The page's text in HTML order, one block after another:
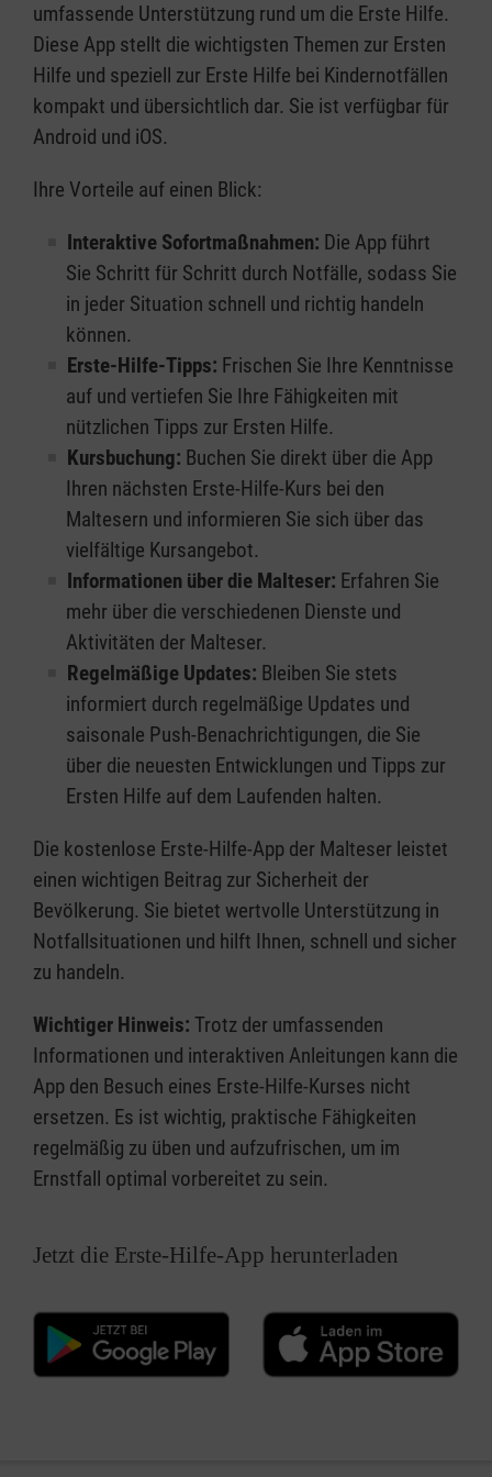
umfassende Unterstützung rund um die Erste Hilfe.
Diese App stellt die wichtigsten Themen zur Ersten
Hilfe und speziell zur Erste Hilfe bei Kindernotfällen
kompakt und übersichtlich dar. Sie ist verfügbar für
Android und iOS.
Ihre Vorteile auf einen Blick:
Interaktive Sofortmaßnahmen: Die App führt
Sie Schritt für Schritt durch Notfälle, sodass Sie
in jeder Situation schnell und richtig handeln
können.
Erste-Hilfe-Tipps: Frischen Sie Ihre Kenntnisse
auf und vertiefen Sie Ihre Fähigkeiten mit
nützlichen Tipps zur Ersten Hilfe.
Kursbuchung: Buchen Sie direkt über die App
Ihren nächsten Erste-Hilfe-Kurs bei den
Maltesern und informieren Sie sich über das
vielfältige Kursangebot.
Informationen über die Malteser: Erfahren Sie
mehr über die verschiedenen Dienste und
Aktivitäten der Malteser.
Regelmäßige Updates: Bleiben Sie stets
informiert durch regelmäßige Updates und
saisonale Push-Benachrichtigungen, die Sie
über die neuesten Entwicklungen und Tipps zur
Ersten Hilfe auf dem Laufenden halten.
Die kostenlose Erste-Hilfe-App der Malteser leistet
einen wichtigen Beitrag zur Sicherheit der
Bevölkerung. Sie bietet wertvolle Unterstützung in
Notfallsituationen und hilft Ihnen, schnell und sicher
zu handeln.
Wichtiger Hinweis: Trotz der umfassenden
Informationen und interaktiven Anleitungen kann die
App den Besuch eines Erste-Hilfe-Kurses nicht
ersetzen. Es ist wichtig, praktische Fähigkeiten
regelmäßig zu üben und aufzufrischen, um im
Ernstfall optimal vorbereitet zu sein.
Jetzt die Erste-Hilfe-App herunterladen